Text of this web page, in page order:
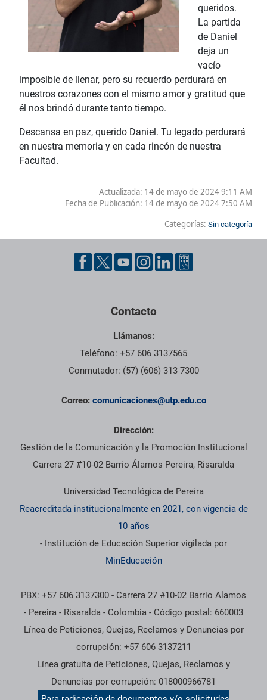
queridos.
La partida
de Daniel
deja un
vacío
imposible de llenar, pero su recuerdo perdurará en
nuestros corazones con el mismo amor y gratitud que
él nos brindó durante tanto tiempo.
Descansa en paz, querido Daniel. Tu legado perdurará
en nuestra memoria y en cada rincón de nuestra
Facultad.
Actualizada: 14 de mayo de 2024 9:11 AM
Fecha de Publicación: 14 de mayo de 2024 7:50 AM
Categorías: Sin categoría
Contacto
Llámanos:
Teléfono: +57 606 3137565
Conmutador: (57) (606) 313 7300
Correo: comunicaciones@utp.edu.co
Dirección:
Gestión de la Comunicación y la Promoción Institucional
Carrera 27 #10-02 Barrio Álamos Pereira, Risaralda
Universidad Tecnológica de Pereira
Reacreditada institucionalmente en 2021, con vigencia de
10 años
- Institución de Educación Superior vigilada por
MinEducación
PBX: +57 606 3137300 - Carrera 27 #10-02 Barrio Alamos
- Pereira - Risaralda - Colombia - Código postal: 660003
Línea de Peticiones, Quejas, Reclamos y Denuncias por
corrupción: +57 606 3137211
Línea gratuita de Peticiones, Quejas, Reclamos y
Denuncias por corrupción: 018000966781